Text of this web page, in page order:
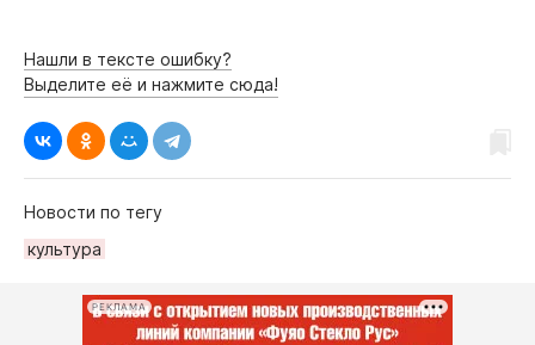
Нашли в тексте ошибку?
Выделите её и нажмите сюда!
Новости по тегу
культура
РЕКЛАМА